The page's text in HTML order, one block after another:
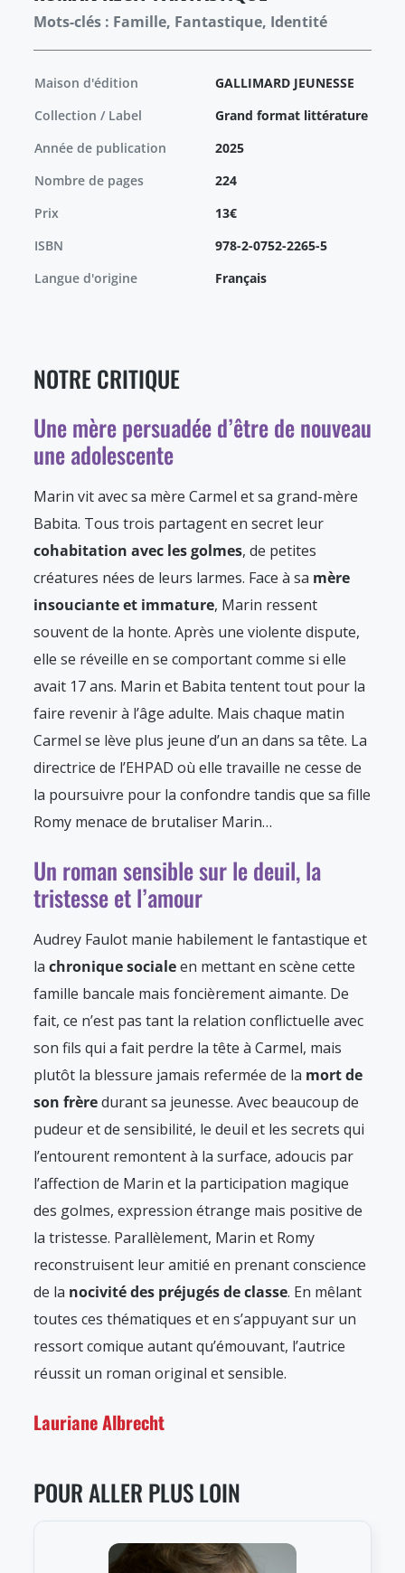
Mots-clés : Famille, Fantastique, Identité
Maison d'édition
GALLIMARD JEUNESSE
Collection / Label
Grand format littérature
Année de publication
2025
Nombre de pages
224
Prix
13€
ISBN
978-2-0752-2265-5
Langue d'origine
Français
NOTRE CRITIQUE
Une mère persuadée d’être de nouveau
une adolescente
Marin vit avec sa mère Carmel et sa grand-mère
Babita. Tous trois partagent en secret leur
cohabitation avec les golmes, de petites
créatures nées de leurs larmes. Face à sa mère
insouciante et immature, Marin ressent
souvent de la honte. Après une violente dispute,
elle se réveille en se comportant comme si elle
avait 17 ans. Marin et Babita tentent tout pour la
faire revenir à l’âge adulte. Mais chaque matin
Carmel se lève plus jeune d’un an dans sa tête. La
directrice de l’EHPAD où elle travaille ne cesse de
la poursuivre pour la confondre tandis que sa fille
Romy menace de brutaliser Marin…
Un roman sensible sur le deuil, la
tristesse et l’amour
Audrey Faulot manie habilement le fantastique et
la chronique socialeen mettant en scène cette
famille bancale mais foncièrement aimante. De
fait, ce n’est pas tant la relation conflictuelle avec
son fils qui a fait perdre la tête à Carmel, mais
plutôt la blessure jamais refermée de la mort de
son frèredurant sa jeunesse. Avec beaucoup de
pudeur et de sensibilité, le deuil et les secrets qui
l’entourent remontent à la surface, adoucis par
l’affection de Marin et la participation magique
des golmes, expression étrange mais positive de
la tristesse. Parallèlement, Marin et Romy
reconstruisent leur amitié en prenant conscience
de la nocivité des préjugés de classe. En mêlant
toutes ces thématiques et en s’appuyant sur un
ressort comique autant qu’émouvant, l’autrice
réussit un roman original et sensible.
Lauriane Albrecht
POUR ALLER PLUS LOIN